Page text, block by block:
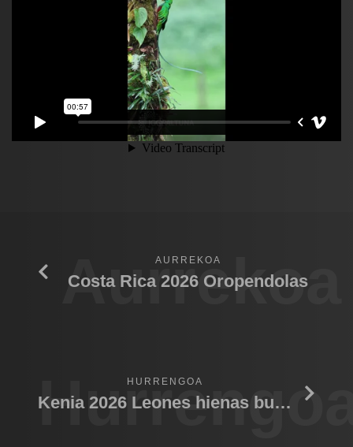
Aurrekoa
AURREKOA
Costa Rica 2026 Oropendolas
HURRENGOA
Kenia 2026 Leones hienas bufalo